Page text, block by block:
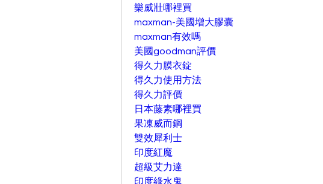
樂威壯哪裡買
maxman-美國增大膠囊
maxman有效嗎
美國goodman評價
得久力膜衣錠
得久力使用方法
得久力評價
日本藤素哪裡買
果凍威而鋼
雙效犀利士
印度紅魔
超級艾力達
印度綠水鬼